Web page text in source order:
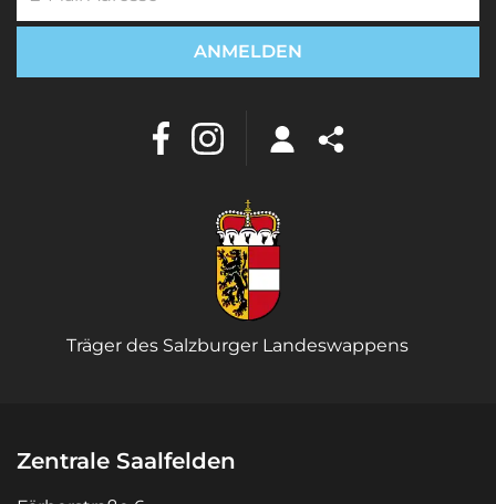
Träger des Salzburger Landeswappens
Zentrale Saalfelden